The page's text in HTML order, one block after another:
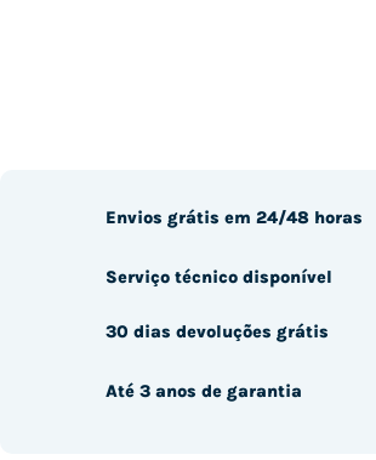
Envios grátis em 24/48 horas
Serviço técnico disponível
30 dias devoluções grátis
Até 3 anos de garantia